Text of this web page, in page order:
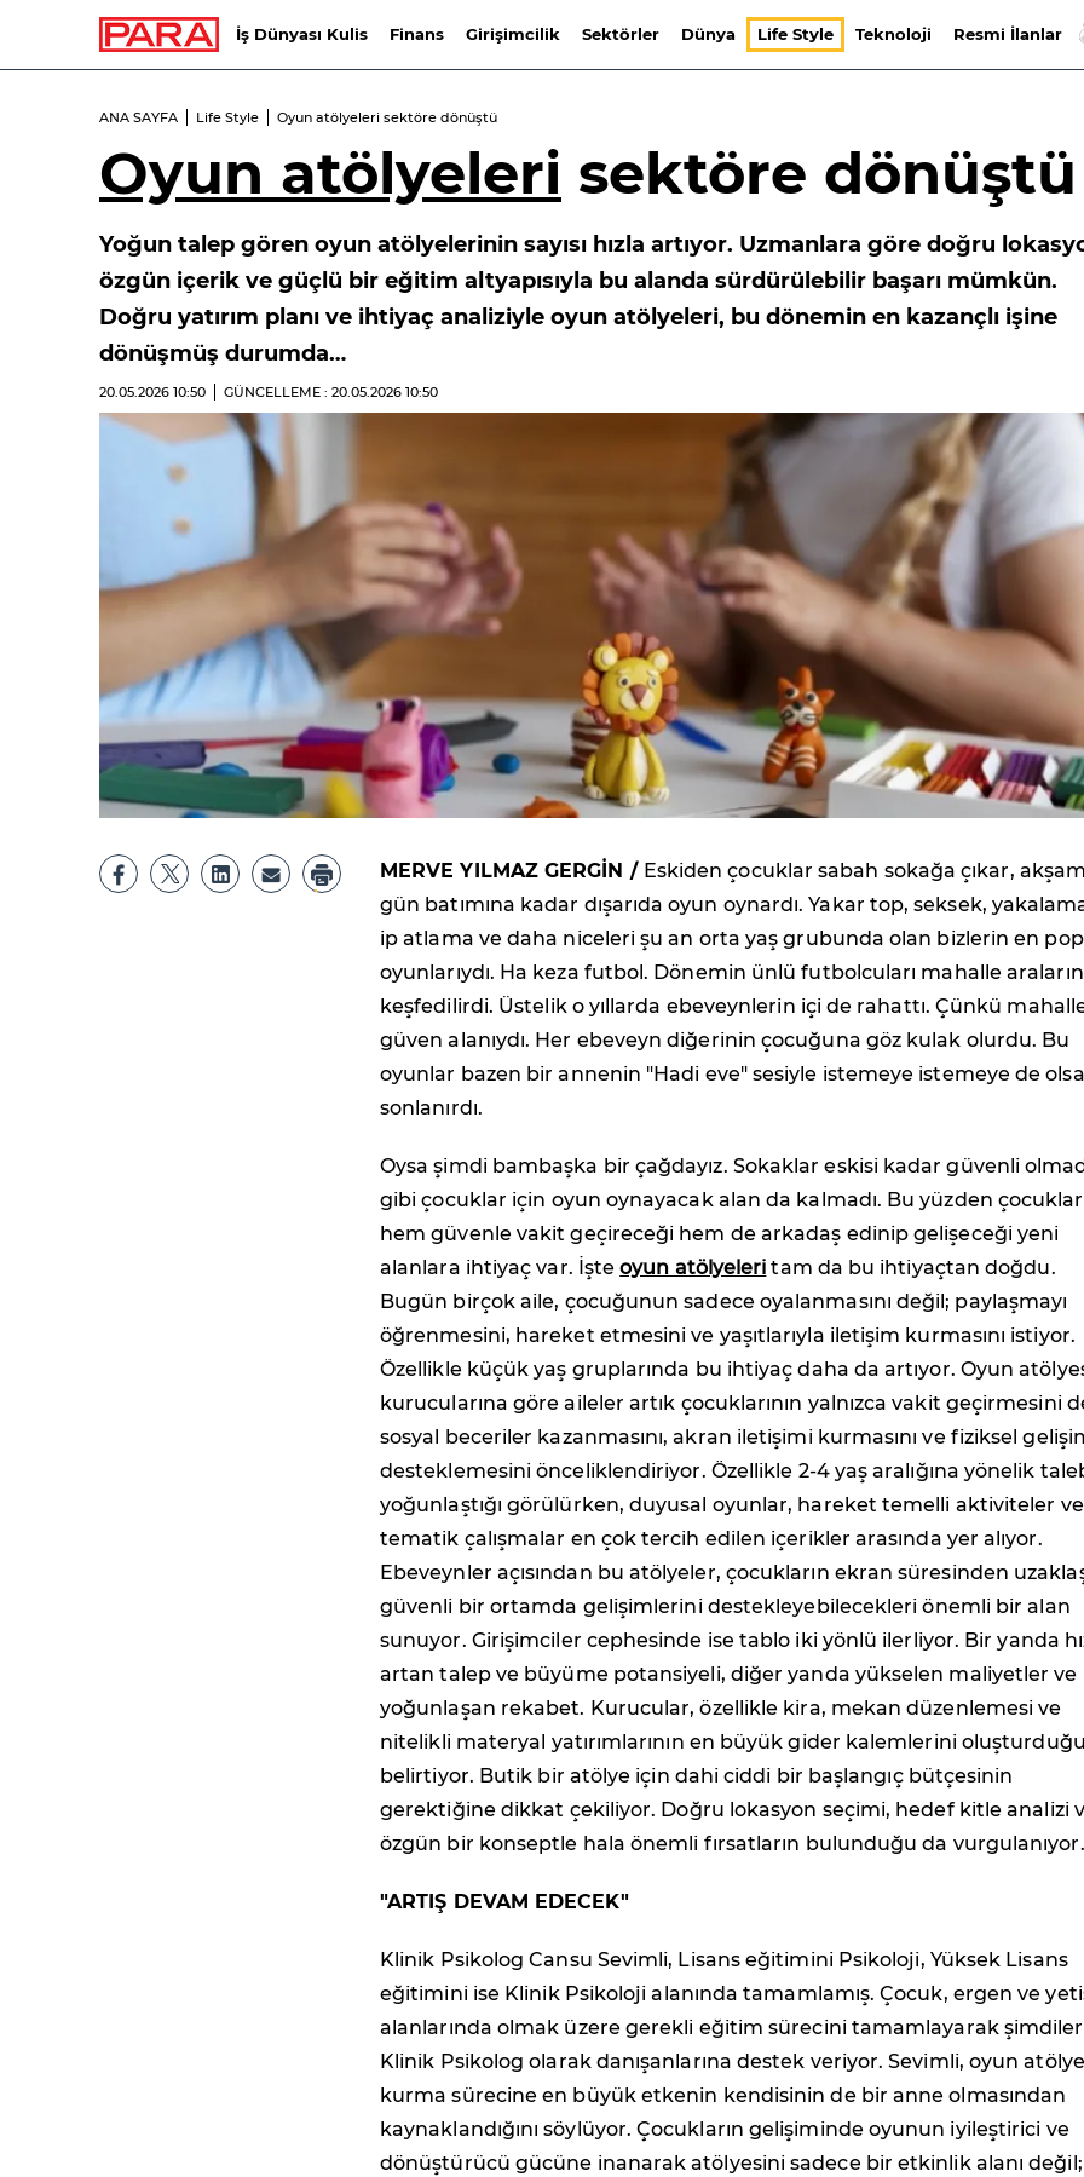
İş Dünyası Kulis Finans Girişimcilik Sektörler Dünya Life Style Teknoloji Resmi İlanlar
ANA SAYFA Life Style Oyun atölyeleri sektöre dönüştü
Oyun atölyeleri sektöre dönüştü
Yoğun talep gören oyun atölyelerinin sayısı hızla artıyor. Uzmanlara göre doğru
özgün içerik ve güçlü bir eğitim altyapısıyla bu alanda sürdürülebilir başarı mümkün.
Doğru yatırım planı ve ihtiyaç analiziyle oyun atölyeleri, bu dönemin en kazançlı işine
dönüşmüş durumda…
20.05.2026 10:50 GÜNCELLEME : 20.05.2026 10:50
MERVE YILMAZ GERGİN / Eskiden çocuklar sabah sokağa çıkar, akşam
gün batımına kadar dışarıda oyun oynardı. Yakar top, seksek,
ip atlama ve daha niceleri şu an orta yaş grubunda olan bizlerin en
oyunlarıydı. Ha keza futbol. Dönemin ünlü futbolcuları mahalle
keşfedilirdi. Üstelik o yıllarda ebeveynlerin içi de rahattı. Çünkü
güven alanıydı. Her ebeveyn diğerinin çocuğuna göz kulak olurdu. Bu
oyunlar bazen bir annenin "Hadi eve" sesiyle istemeye istemeye de olsa
sonlanırdı.
Oysa şimdi bambaşka bir çağdayız. Sokaklar eskisi kadar güvenli
gibi çocuklar için oyun oynayacak alan da kalmadı. Bu yüzden
hem güvenle vakit geçireceği hem de arkadaş edinip gelişeceği yeni
alanlara ihtiyaç var. İşteoyun atölyeleri tam da bu ihtiyaçtan doğdu.
Bugün birçok aile, çocuğunun sadece oyalanmasını değil; paylaşmayı
öğrenmesini, hareket etmesini ve yaşıtlarıyla iletişim kurmasını istiyor.
Özellikle küçük yaş gruplarında bu ihtiyaç daha da artıyor. Oyun
kurucularına göre aileler artık çocuklarının yalnızca vakit geçirmesini
sosyal beceriler kazanmasını, akran iletişimi kurmasını ve fiziksel
desteklemesini önceliklendiriyor. Özellikle 2-4 yaş aralığına yönelik
yoğunlaştığı görülürken, duyusal oyunlar, hareket temelli aktiviteler ve
tematik çalışmalar en çok tercih edilen içerikler arasında yer alıyor.
Ebeveynler açısından bu atölyeler, çocukların ekran süresinden
güvenli bir ortamda gelişimlerini destekleyebilecekleri önemli bir alan
sunuyor. Girişimciler cephesinde ise tablo iki yönlü ilerliyor. Bir yanda
artan talep ve büyüme potansiyeli, diğer yanda yükselen maliyetler ve
yoğunlaşan rekabet. Kurucular, özellikle kira, mekan düzenlemesi ve
nitelikli materyal yatırımlarının en büyük gider kalemlerini
belirtiyor. Butik bir atölye için dahi ciddi bir başlangıç bütçesinin
gerektiğine dikkat çekiliyor. Doğru lokasyon seçimi, hedef kitle analizi
özgün bir konseptle hala önemli fırsatların bulunduğu da vurgulanıyor.
"ARTIŞ DEVAM EDECEK"
Klinik Psikolog Cansu Sevimli, Lisans eğitimini Psikoloji, Yüksek Lisans
eğitimini ise Klinik Psikoloji alanında tamamlamış. Çocuk, ergen ve
alanlarında olmak üzere gerekli eğitim sürecini tamamlayarak
Klinik Psikolog olarak danışanlarına destek veriyor. Sevimli, oyun
kurma sürecine en büyük etkenin kendisinin de bir anne olmasından
kaynaklandığını söylüyor. Çocukların gelişiminde oyunun iyileştirici ve
dönüştürücü gücüne inanarak atölyesini sadece bir etkinlik alanı değil;